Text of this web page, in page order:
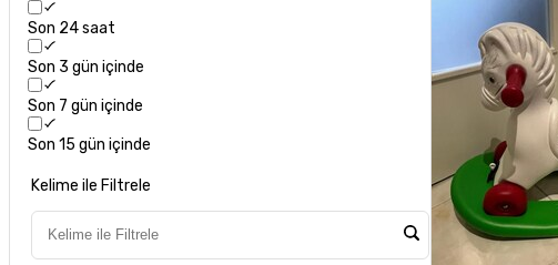
Son 24 saat
Son 3 gün içinde
Son 7 gün içinde
Son 15 gün içinde
Kelime ile Filtrele